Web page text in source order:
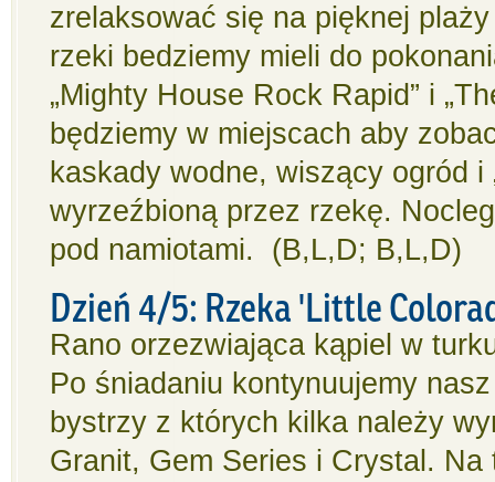
zrelaksować się na pięknej
rzeki bedziemy mieli do
„Mighty House Rock Rapid” i
będziemy w miejscach aby
kaskady wodne, wiszący ogród i
wyrzeźbioną przez rzekę.
pod namiotami. (B,L,D; B,L,D)
Dzień 4/5: Rzeka 'Little
Rano orzezwiająca kąpiel w
Po śniadaniu kontynuujemy
bystrzy z których kilka należy
Granit, Gem Series i Crystal.